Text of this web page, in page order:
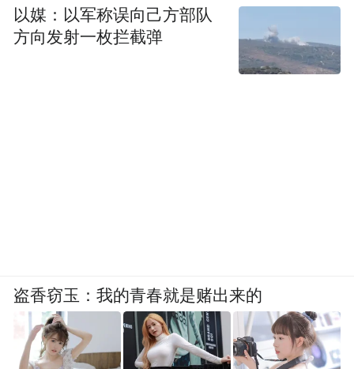
以媒：以军称误向己方部队
方向发射一枚拦截弹
盗香窃玉：我的青春就是赌出来的